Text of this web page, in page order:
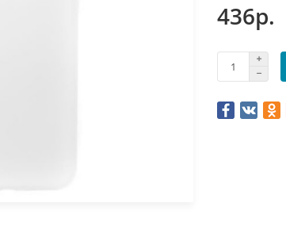
436р.